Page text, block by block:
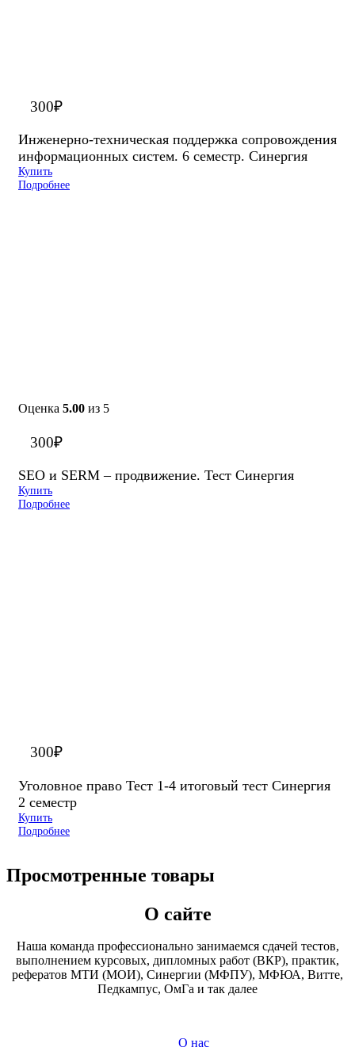
300₽
Инженерно-техническая поддержка сопровождения
информационных систем. 6 семестр. Синергия
Купить
Подробнее
Оценка 5.00 из 5
300₽
SEO и SERM – продвижение. Тест Синергия
Купить
Подробнее
300₽
Уголовное право Тест 1-4 итоговый тест Синергия
2 семестр
Купить
Подробнее
Просмотренные товары
О сайте
Наша команда профессионально занимаемся сдачей тестов,
выполнением курсовых, дипломных работ (ВКР), практик,
рефератов МТИ (МОИ), Синергии (МФПУ), МФЮА, Витте,
Педкампус, ОмГа и так далее
О нас